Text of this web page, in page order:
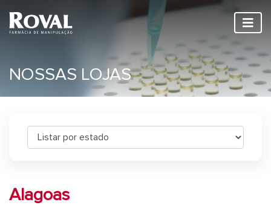
NOSSAS LOJAS
Alagoas